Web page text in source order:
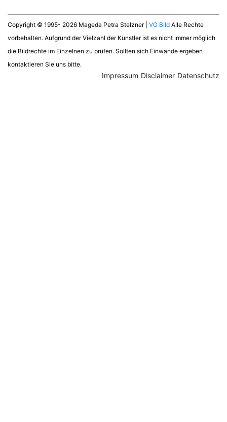
Copyright © 1995- 2026 Mageda Petra Stelzner | VG Bild Alle Rechte
vorbehalten. Aufgrund der Vielzahl der Künstler ist es nicht immer möglich
die Bildrechte im Einzelnen zu prüfen. Sollten sich Einwände ergeben
kontaktieren Sie uns bitte.
Datenschutz
Disclaimer
Impressum